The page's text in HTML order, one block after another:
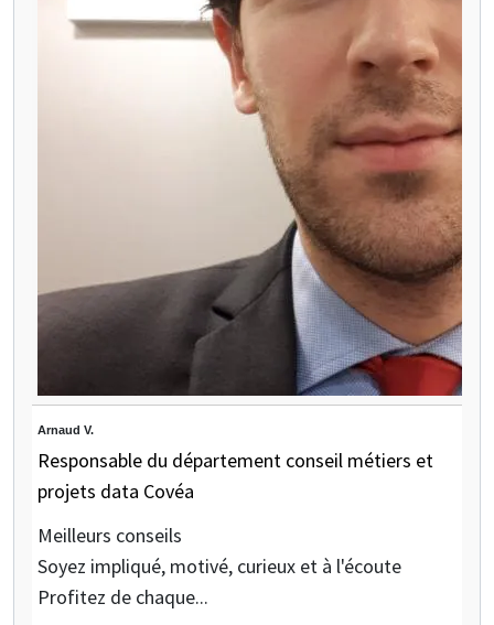
Arnaud V.
Responsable du département conseil métiers et
projets data Covéa
Meilleurs conseils
Soyez impliqué, motivé, curieux et à l'écoute
Profitez de chaque...